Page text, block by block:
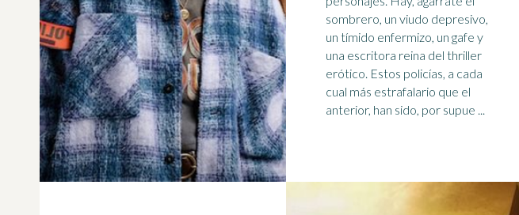
sombrero, un viudo depresivo,
un tímido enfermizo, un gafe y
una escritora reina del thriller
erótico. Estos policías, a cada
cual más estrafalario que el
anterior, han sido, por supue ...